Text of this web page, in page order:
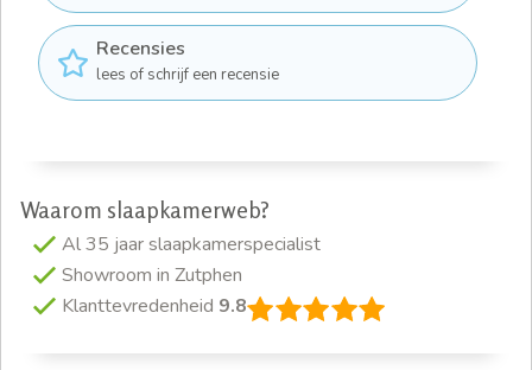
Recensies
lees of schrijf een recensie
Waarom slaapkamerweb?
Al 35 jaar slaapkamerspecialist
Showroom in Zutphen
Klanttevredenheid 9.8